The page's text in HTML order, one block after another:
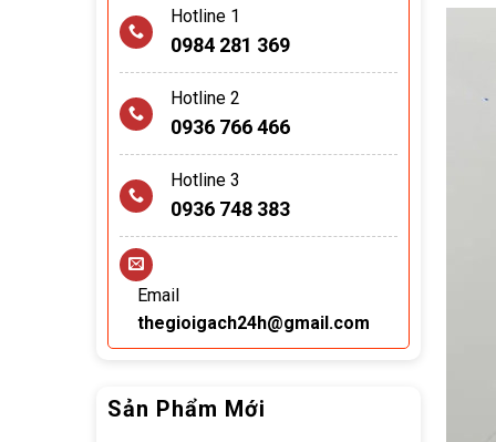
Hotline 1
0984 281 369
Hotline 2
0936 766 466
Hotline 3
0936 748 383
Email
thegioigach24h@gmail.com
Sản Phẩm Mới